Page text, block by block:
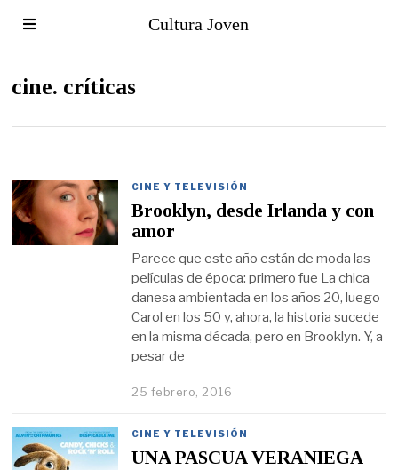
Cultura Joven
cine. críticas
CINE Y TELEVISIÓN
Brooklyn, desde Irlanda y con
amor
Parece que este año están de moda las
películas de época: primero fue La chica
danesa ambientada en los años 20, luego
Carol en los 50 y, ahora, la historia sucede
en la misma década, pero en Brooklyn. Y, a
pesar de
25 febrero, 2016
CINE Y TELEVISIÓN
UNA PASCUA VERANIEGA